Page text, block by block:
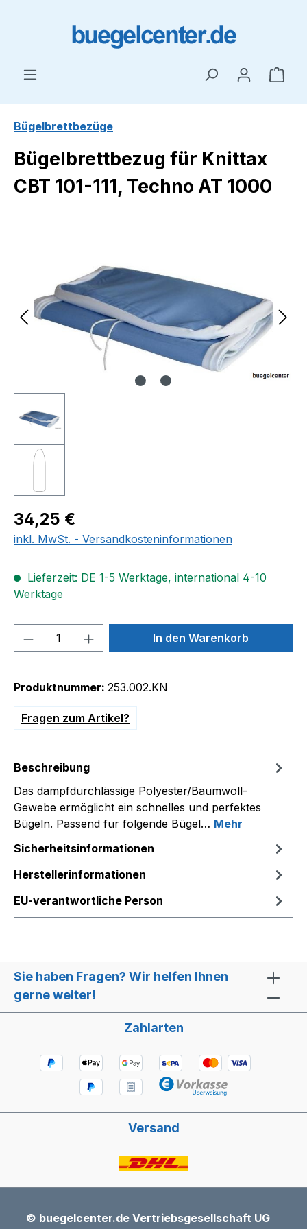
Bügelbrettbezüge
Bügelbrettbezug für Knittax
CBT 101-111, Techno AT 1000
Regulärer Preis:
34,25 €
inkl. MwSt. - Versandkosteninformationen
Lieferzeit: DE 1-5 Werktage, international 4-10
Werktage
Produkt Anzahl: Gib denIn den Warenkorb
Produktnummer: 253.002.KN
Fragen zum Artikel?
Beschreibung
Das dampfdurchlässige Polyester/Baumwoll-
Gewebe ermöglicht ein schnelles und perfektes
Bügeln. Passend für folgende Bügel… Mehr
Sicherheitsinformationen
Herstellerinformationen
EU-verantwortliche Person
Sie haben Fragen? Wir helfen Ihnen
gerne weiter!
Zahlarten
Versand
© buegelcenter.de Vertriebsgesellschaft UG